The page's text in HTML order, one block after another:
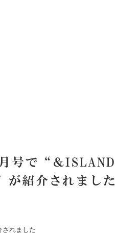
号で“＆ISLAND
が紹介されました
されました